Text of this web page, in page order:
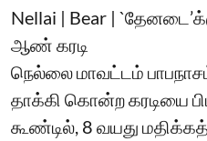
Nellai | Bear |
ஆண் கரடி
நெல்லை மாவட்டம்
தாக்கி கொன்ற கரடியை
கூண்டில், 8 வயது